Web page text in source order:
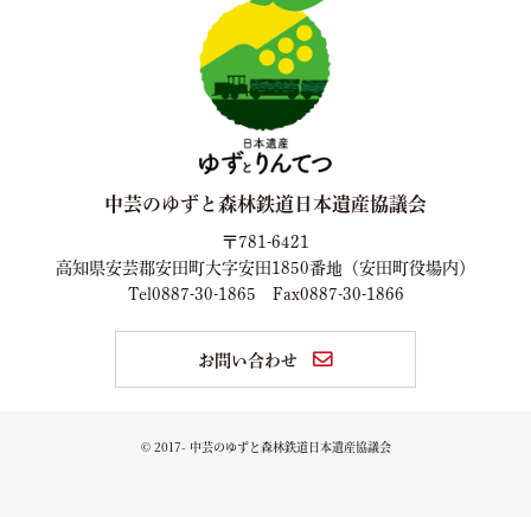
中芸のゆずと森林鉄道日本遺産協議会
〒781-6421
高知県安芸郡安田町大字安田1850番地（安田町役場内）
Tel0887-30-1865
Fax0887-30-1866
お問い合わせ
© 2017- 中芸のゆずと森林鉄道日本遺産協議会